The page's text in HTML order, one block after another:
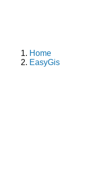
Home
EasyGis